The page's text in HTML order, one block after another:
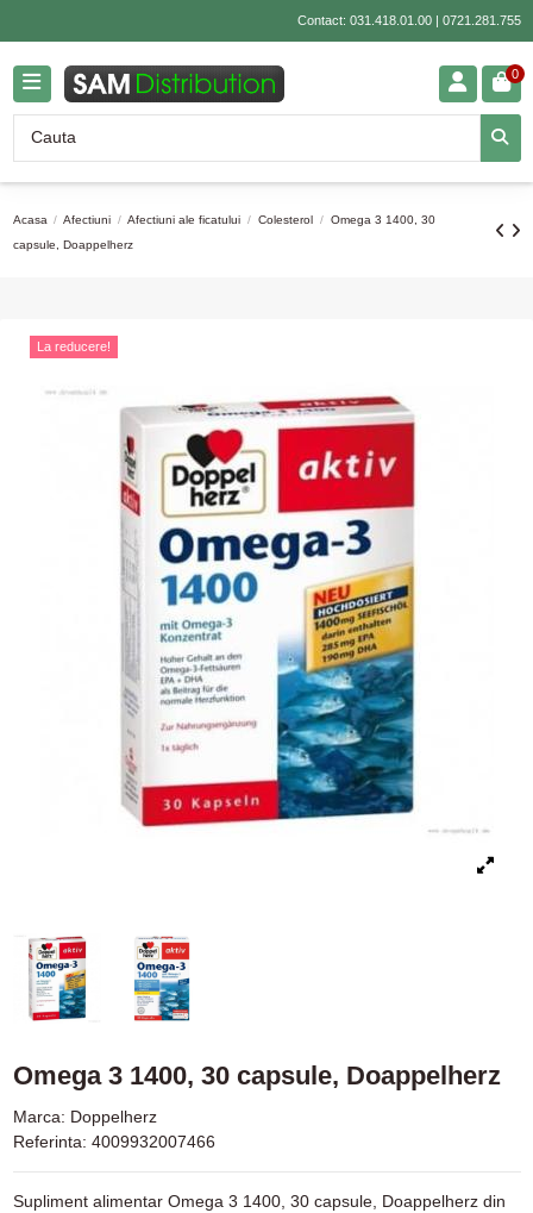
Contact: 031.418.01.00| 0721.281.755
0
Acasa Afectiuni Afectiuni ale ficatului Colesterol
Omega 3 1400, 30
capsule, Doappelherz
La reducere!
Omega 3 1400, 30 capsule, Doappelherz
Marca: Doppelherz
Referinta: 4009932007466
Supliment alimentar Omega 3 1400, 30 capsule, Doappelherz din